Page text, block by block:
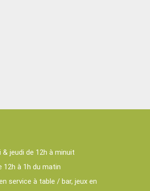
& jeudi de 12h à minuit
12h à 1h du matin
service à table / bar, jeux en